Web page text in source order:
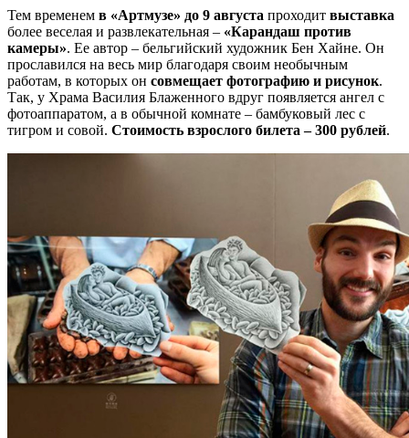
Тем временем в «Артмузе» до 9 августа проходит выставка
более веселая и развлекательная – «Карандаш против
камеры». Ее автор – бельгийский художник Бен Хайне. Он
прославился на весь мир благодаря своим необычным
работам, в которых он совмещает фотографию и рисунок.
Так, у Храма Василия Блаженного вдруг появляется ангел с
фотоаппаратом, а в обычной комнате – бамбуковый лес с
тигром и совой. Стоимость взрослого билета – 300 рублей.